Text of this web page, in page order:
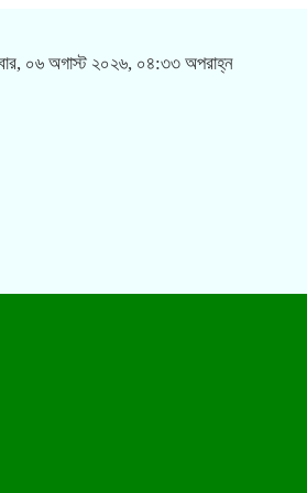
০৬ অগাস্ট ২০২৬, ০৪:৩৩ অপরাহ্ন